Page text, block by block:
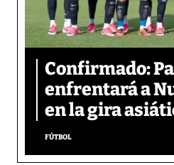
Confirmado:
enfrentará a
en la gira
FÚTBOL